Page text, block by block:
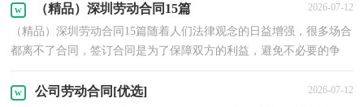
（精品）深圳劳动合同15篇 2026-07-12
（精品）深圳劳动合同15篇随着人们法律观念的日益增强，很多场合
都离不了合同，签订合同是为了保障双方的利益，避免不必要的争
公司劳动合同[优选] 2026-07-12